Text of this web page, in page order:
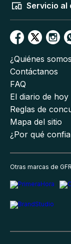
Servicio al
¿Quiénes
Contáctanos
FAQ
El diario de hoy
Reglas de
Mapa del sitio
¿Por qué
Otras marcas de